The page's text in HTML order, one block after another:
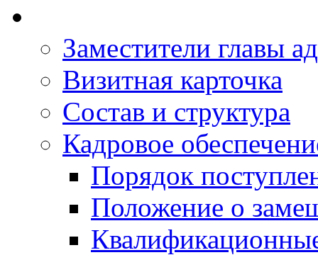
Заместители главы
Визитная карточка
Состав и структура
Кадровое
Порядок
Положение о